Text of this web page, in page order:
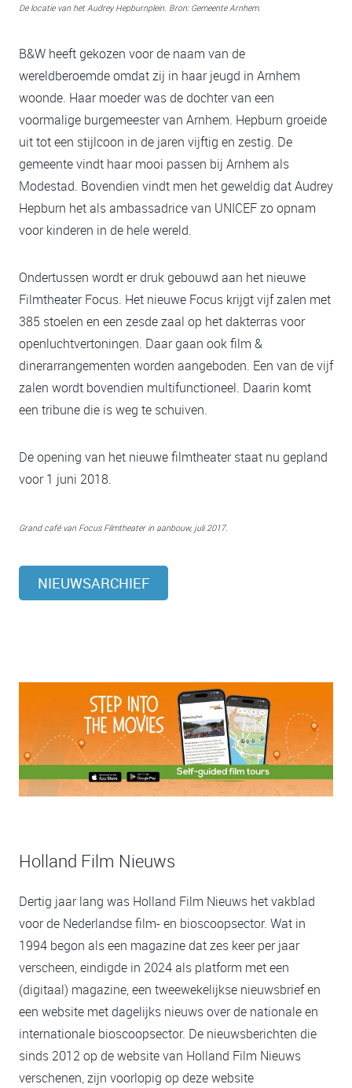
De locatie van het Audrey Hepburnplein. Bron: Gemeente Arnhem.
B&W heeft gekozen voor de naam van de
wereldberoemde omdat zij in haar jeugd in Arnhem
woonde. Haar moeder was de dochter van een
voormalige burgemeester van Arnhem. Hepburn groeide
uit tot een stijlcoon in de jaren vijftig en zestig. De
gemeente vindt haar mooi passen bij Arnhem als
Modestad. Bovendien vindt men het geweldig dat Audrey
Hepburn het als ambassadrice van UNICEF zo opnam
voor kinderen in de hele wereld.
Ondertussen wordt er druk gebouwd aan het nieuwe
Filmtheater Focus. Het nieuwe Focus krijgt vijf zalen met
385 stoelen en een zesde zaal op het dakterras voor
openluchtvertoningen. Daar gaan ook film &
dinerarrangementen worden aangeboden. Een van de vijf
zalen wordt bovendien multifunctioneel. Daarin komt
een tribune die is weg te schuiven.
De opening van het nieuwe filmtheater staat nu gepland
voor 1 juni 2018.
Grand café van Focus Filmtheater in aanbouw, juli 2017.
NIEUWSARCHIEF
Holland Film Nieuws
Dertig jaar lang was Holland Film Nieuws het vakblad
voor de Nederlandse film- en bioscoopsector. Wat in
1994 begon als een magazine dat zes keer per jaar
verscheen, eindigde in 2024 als platform met een
(digitaal) magazine, een tweewekelijkse nieuwsbrief en
een website met dagelijks nieuws over de nationale en
internationale bioscoopsector. De nieuwsberichten die
sinds 2012 op de website van Holland Film Nieuws
verschenen, zijn voorlopig op deze website